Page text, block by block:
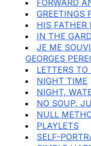
FORWARD
GREETINGS
HIS FATHER
IN THE
JE ME
GEORGES
LETTERS TO
NIGHT TIME
NIGHT,
NO SOUP,
NULL
PLAYLETS
SELF-